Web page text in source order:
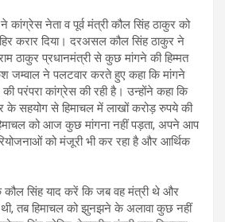
कांग्रेस नेता व पूर्व मंत्री कौल सिंह ठाकुर को
करार दिया। दरअसल कौल सिंह ठाकुर ने
ठाकुर प्रधानमंत्री से कुछ मांगने की हिम्मत
जम्वाल ने पलटवार करते हुए कहा कि मांगने
परंपरा कांग्रेस की रही है। उन्होंने कहा कि
सहयोग से हिमाचल में लाखों करोड़ रुपये की
को आज कुछ मांगना नहीं पड़ता, अपने आप
को मंजूरी भी कर रहा है और आर्थिक
कौल सिंह याद करें कि जब वह मंत्री थे और
तब हिमाचल को झुनझने के अलावा कुछ नहीं